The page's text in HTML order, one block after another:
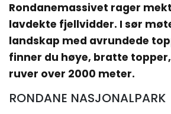
Rondanemassivet rager
lavdekte fjellvidder. I sør
landskap med avrundede
finner du høye, bratte
ruver over 2000 meter.
RONDANE NASJONALPARK